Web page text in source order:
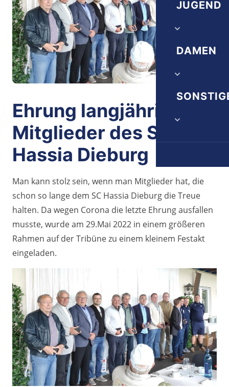
Herrn 1C
JUGEND
B-Jugend
F-Jugend
G-Jugend
DAMEN
Damen 1.
Ehrung langjähriger
Mitglieder des SC
Hassia Dieburg
Man kann stolz sein, wenn man Mitglieder hat, die
schon so lange dem SC Hassia Dieburg die Treue
halten. Da wegen Corona die letzte Ehrung ausfallen
musste, wurde am 29.Mai 2022 in einem größeren
Rahmen auf der Tribüne zu einem kleinem Festakt
eingeladen.